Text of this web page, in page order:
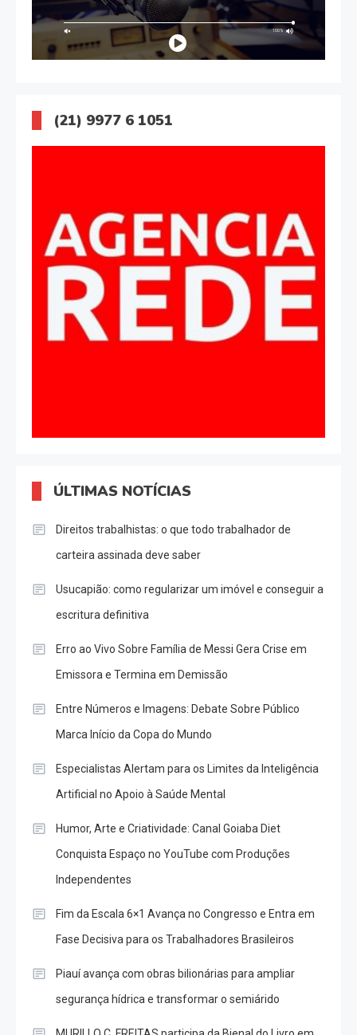
(21) 9977 6 1051
ÚLTIMAS NOTÍCIAS
Direitos trabalhistas: o que todo trabalhador de
carteira assinada deve saber
Usucapião: como regularizar um imóvel e conseguir a
escritura definitiva
Erro ao Vivo Sobre Família de Messi Gera Crise em
Emissora e Termina em Demissão
Entre Números e Imagens: Debate Sobre Público
Marca Início da Copa do Mundo
Especialistas Alertam para os Limites da Inteligência
Artificial no Apoio à Saúde Mental
Humor, Arte e Criatividade: Canal Goiaba Diet
Conquista Espaço no YouTube com Produções
Independentes
Fim da Escala 6×1 Avança no Congresso e Entra em
Fase Decisiva para os Trabalhadores Brasileiros
Piauí avança com obras bilionárias para ampliar
segurança hídrica e transformar o semiárido